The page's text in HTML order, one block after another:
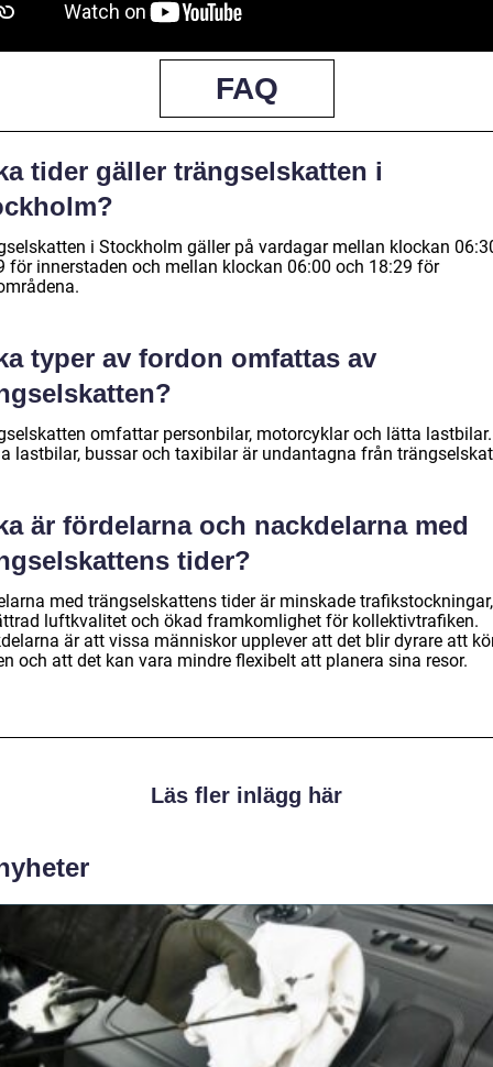
FAQ
tider gäller trängselskatten i
i Stockholm gäller på vardagar mellan klockan
för innerstaden och mellan klockan 06:00 och 18:29 för
typer av fordon omfattas av
omfattar personbilar, motorcyklar och lätta lastbilar.
lastbilar, bussar och taxibilar är undantagna från
är fördelarna och nackdelarna med
tider?
med trängselskattens tider är minskade trafikstockningar,
luftkvalitet och ökad framkomlighet för kollektivtrafiken.
är att vissa människor upplever att det blir dyrare att
och att det kan vara mindre flexibelt att planera sina resor.
Läs fler inlägg här